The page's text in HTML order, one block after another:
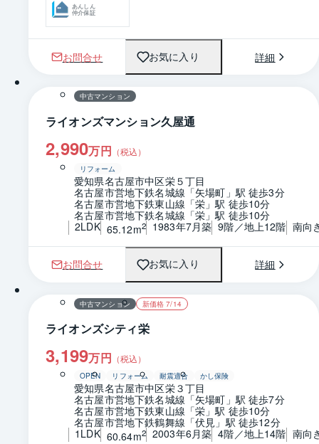
あんしん
仲介保証
お問合せ お気に入り 詳細
1 / 0 間取り
中古マンション
ライオンズマンション久屋通
2,990万円 （税込）
リフォーム
愛知県名古屋市中区栄５丁目
名古屋市営地下鉄名城線「矢場町」駅 徒歩3分
名古屋市営地下鉄東山線「栄」駅 徒歩10分
名古屋市営地下鉄名城線「栄」駅 徒歩10分
2LDK 65.12m2 1983年7月築 9階／地上12階 南向
お問合せ お気に入り 詳細
1 / 0 間取り
中古マンション 新価格 7/14
ライオンズシティ栄
3,199万円 （税込）
OPEN リフォーム 耐震適合 かし保険
愛知県名古屋市中区栄３丁目
名古屋市営地下鉄名城線「矢場町」駅 徒歩7分
名古屋市営地下鉄東山線「栄」駅 徒歩10分
名古屋市営地下鉄鶴舞線「伏見」駅 徒歩12分
1LDK 60.64m2 2003年6月築 4階／地上14階 南向